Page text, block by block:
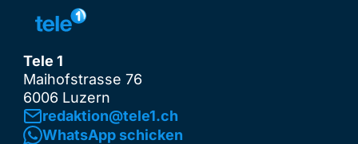
Tele 1
Maihofstrasse 76
6006 Luzern
redaktion@tele1.ch
WhatsApp schicken